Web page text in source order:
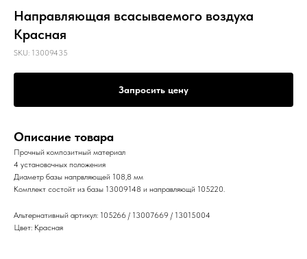
Направляющая всасываемого воздуха
Красная
SKU: 13009435
Запросить цену
Описание товара
Прочный композитный материал
4 установочных положения
Диаметр базы напрвляющей 108,8 мм
Комплект состойт из базы 13009148 и направляющй 105220.
Альтернативный артикул: 105266 / 13007669 / 13015004
Цвет: Красная